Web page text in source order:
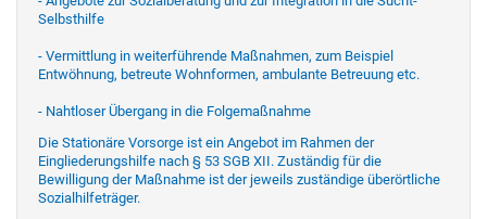
Selbsthilfe
- Vermittlung in weiterführende Maßnahmen, zum Beispiel
Entwöhnung, betreute Wohnformen, ambulante Betreuung etc.
- Nahtloser Übergang in die Folgemaßnahme
Die Stationäre Vorsorge ist ein Angebot im Rahmen der
Eingliederungshilfe nach § 53 SGB XII. Zuständig für die
Bewilligung der Maßnahme ist der jeweils zuständige überörtliche
Sozialhilfeträger.